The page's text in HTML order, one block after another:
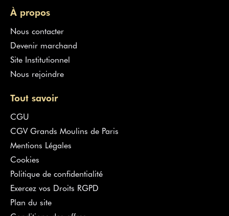
À propos
Nous contacter
Devenir marchand
Site Institutionnel
Nous rejoindre
Tout savoir
CGU
CGV Grands Moulins de Paris
Mentions Légales
Cookies
Politique de confidentialité
Exercez vos Droits RGPD
Plan du site